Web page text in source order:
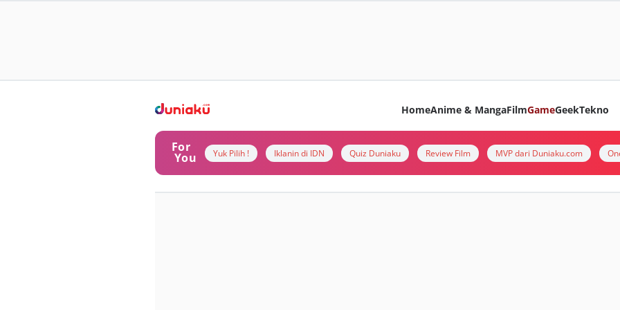
HomeAnime & MangaFilmGameGeekTekno
For
You Yuk Pilih ! Iklanin di IDN Quiz Duniaku Review Film MVP dari Duniaku.com